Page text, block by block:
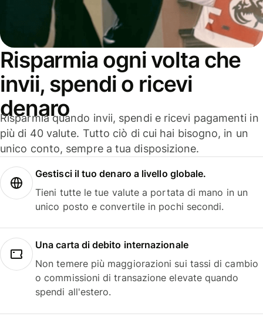
Risparmia ogni volta che
invii, spendi o ricevi
denaro
Risparmia quando invii, spendi e ricevi pagamenti in
più di 40 valute. Tutto ciò di cui hai bisogno, in un
unico conto, sempre a tua disposizione.
Gestisci il tuo denaro a livello globale.
Tieni tutte le tue valute a portata di mano in un
unico posto e convertile in pochi secondi.
Una carta di debito internazionale
Non temere più maggiorazioni sui tassi di cambio
o commissioni di transazione elevate quando
spendi all'estero.